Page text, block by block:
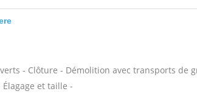
- Clôture - Démolition avec transports de
et taille -